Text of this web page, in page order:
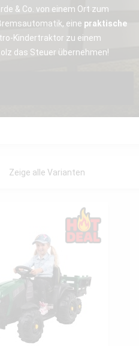
& Co. von einem Ort zum
eine praktische
Kindertraktor zu einem
das Steuer übernehmen!
Zeige alle Varianten